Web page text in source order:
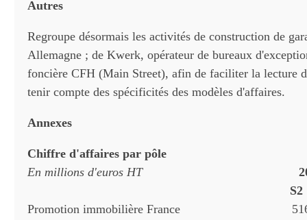
Autres
Regroupe désormais les activités de construction de
Allemagne ; de Kwerk, opérateur de bureaux
foncière CFH (Main Street), afin de faciliter la lecture
tenir compte des spécificités des modèles d'affaires.
Annexes
Chiffre d'affaires par pôle
En millions d'euros HT
S2
Promotion immobilière France